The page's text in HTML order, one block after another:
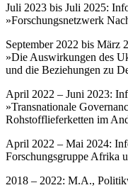
Juli 2023 bis Juli 2025:
»Forschungsnetzwerk
September 2022 bis März
»Die Auswirkungen des
und die Beziehungen zu
April 2022 – Juni 2023:
»Transnationale
Rohstofflieferketten im
April 2022 – Mai 2024:
Forschungsgruppe Afrika
2018 – 2022: M.A.,